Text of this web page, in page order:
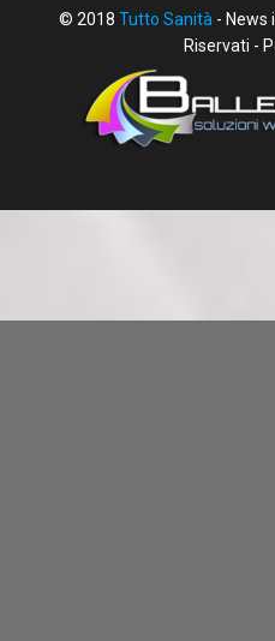
© 2018 Tutto Sanità - News
Riservati -